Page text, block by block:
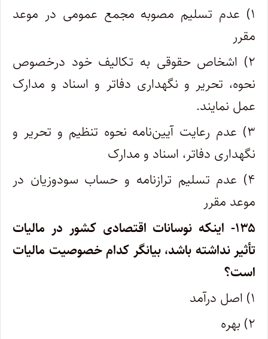
۱) عدم تسلیم مصوبه مجمع عمومی در موعد
مقرر
۲) اشخاص حقوقی به تکالیف خود درخصوص
نحوه، تحریر و نگهداری دفاتر و اسناد و مدارک
عمل نمایند.
۳) عدم رعایت آیین‌نامه نحوه تنظیم و تحریر و
نگهداری دفاتر، اسناد و مدارک
۴) عدم تسلیم ترازنامه و حساب سودوزیان در
موعد مقرر
۱۳۵- اینکه نوسانات اقتصادی کشور در مالیات
تأثیر نداشته باشد، بیانگر کدام خصوصیت مالیات
است؟
۱) اصل درآمد
۲) بهره